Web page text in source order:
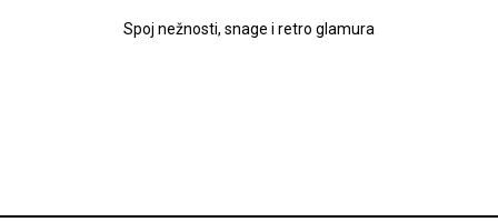
Spoj nežnosti, snage i retro glamura